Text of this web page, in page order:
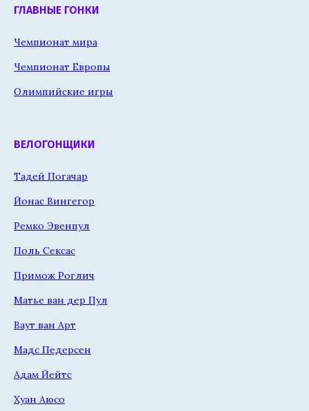
ГЛАВНЫЕ ГОНКИ
Чемпионат мира
Чемпионат Европы
Олимпийские игры
ВЕЛОГОНЩИКИ
Тадей Погачар
Йонас Вингегор
Ремко Эвенпул
Поль Сексас
Примож Роглич
Матье ван дер Пул
Ваут ван Арт
Мадс Педерсен
Адам Йейтс
Хуан Аюсо